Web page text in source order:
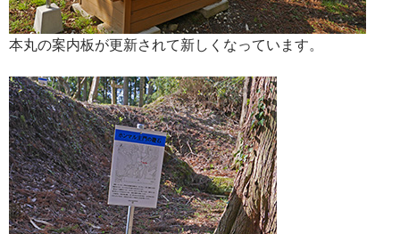
本丸の案内板が更新されて新しくなっています。